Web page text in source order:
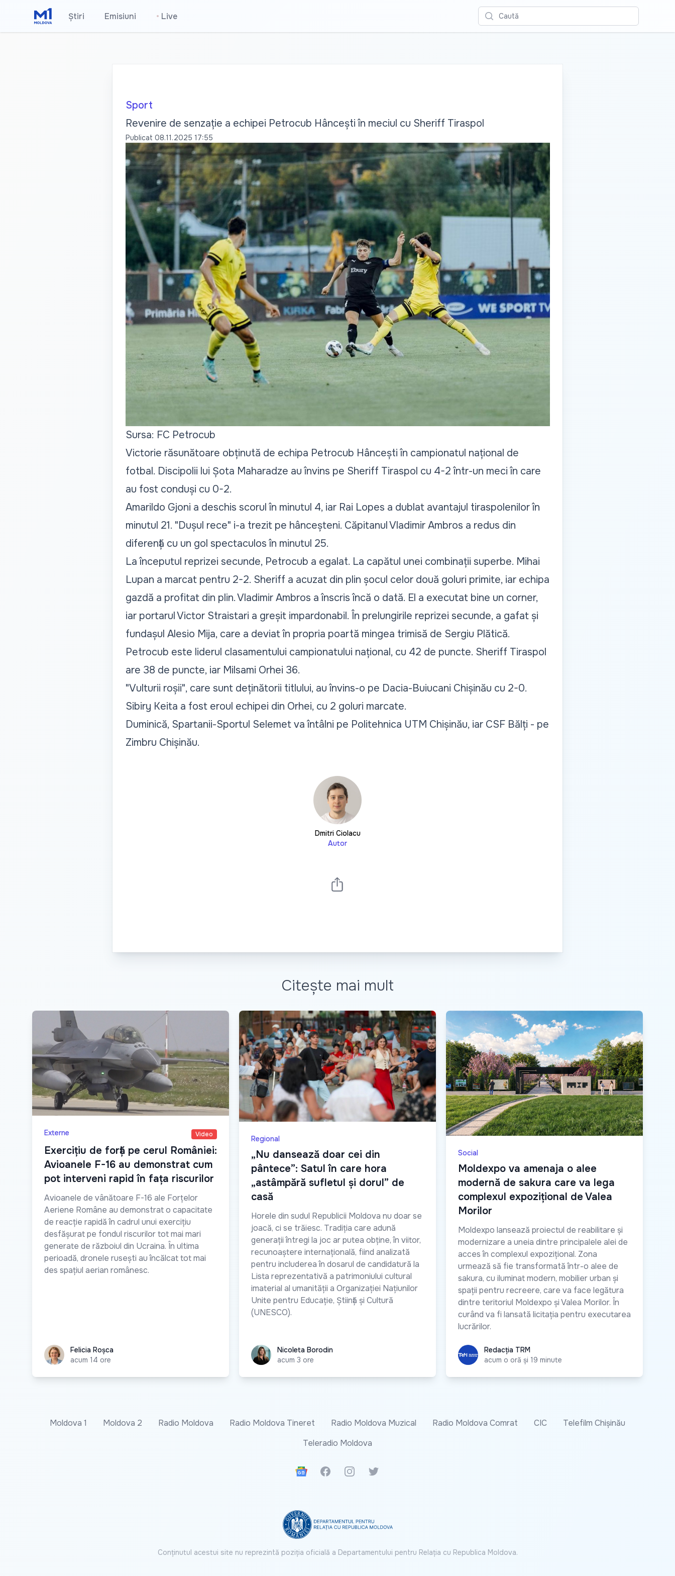
Știri Emisiuni • Live Caută
Sport
Revenire de senzație a echipei Petrocub Hâncești în meciul cu Sheriff Tiraspol
Publicat 08.11.2025 17:55
Sursa: FC Petrocub
Victorie răsunătoare obținută de echipa Petrocub Hâncești în campionatul național de
fotbal. Discipolii lui Șota Maharadze au învins pe Sheriff Tiraspol cu 4-2 într-un meci în care
au fost conduși cu 0-2.
Amarildo Gjoni a deschis scorul în minutul 4, iar Rai Lopes a dublat avantajul tiraspolenilor în
minutul 21. "Dușul rece" i-a trezit pe hânceșteni. Căpitanul Vladimir Ambros a redus din
diferență cu un gol spectaculos în minutul 25.
La începutul reprizei secunde, Petrocub a egalat. La capătul unei combinații superbe. Mihai
Lupan a marcat pentru 2-2. Sheriff a acuzat din plin șocul celor două goluri primite, iar echipa
gazdă a profitat din plin. Vladimir Ambros a înscris încă o dată. El a executat bine un corner,
iar portarul Victor Straistari a greșit impardonabil. În prelungirile reprizei secunde, a gafat și
fundașul Alesio Mija, care a deviat în propria poartă mingea trimisă de Sergiu Plătică.
Petrocub este liderul clasamentului campionatului național, cu 42 de puncte. Sheriff Tiraspol
are 38 de puncte, iar Milsami Orhei 36.
"Vulturii roșii", care sunt deținătorii titlului, au învins-o pe Dacia-Buiucani Chișinău cu 2-0.
Sibiry Keita a fost eroul echipei din Orhei, cu 2 goluri marcate.
Duminică, Spartanii-Sportul Selemet va întâlni pe Politehnica UTM Chișinău, iar CSF Bălți - pe
Zimbru Chișinău.
Dmitri Ciolacu
Autor
Citește mai mult
Externe Video
Exercițiu de forță pe cerul României:
Avioanele F-16 au demonstrat cum
pot interveni rapid în fața riscurilor
Avioanele de vânătoare F-16 ale Forțelor
Aeriene Române au demonstrat o capacitate
de reacție rapidă în cadrul unui exercițiu
desfășurat pe fondul riscurilor tot mai mari
generate de războiul din Ucraina. În ultima
perioadă, dronele rusești au încălcat tot mai
des spațiul aerian românesc.
Felicia RoșcaFelicia Roșca
acum 14 ore
Regional
„Nu dansează doar cei din
pântece”: Satul în care hora
„astâmpără sufletul și dorul” de
casă
Horele din sudul Republicii Moldova nu doar se
joacă, ci se trăiesc. Tradiția care adună
generații întregi la joc ar putea obține, în viitor,
recunoaștere internațională, fiind analizată
pentru includerea în dosarul de candidatură la
Lista reprezentativă a patrimoniului cultural
imaterial al umanității a Organizației Națiunilor
Unite pentru Educație, Știință și Cultură
(UNESCO).
Nicoleta Borodin
Nicoleta Borodin
acum 3 ore
Social
Moldexpo va amenaja o alee
modernă de sakura care va lega
complexul expozițional de Valea
Morilor
Moldexpo lansează proiectul de reabilitare și
modernizare a uneia dintre principalele alei de
acces în complexul expozițional. Zona
urmează să fie transformată într-o alee de
sakura, cu iluminat modern, mobilier urban și
spații pentru recreere, care va face legătura
dintre teritoriul Moldexpo și Valea Morilor. În
curând va fi lansată licitația pentru executarea
lucrărilor.
Redacția TRM
Redacția TRM
acum o oră și 19 minute
Moldova 1 Moldova 2 Radio Moldova Radio Moldova Tineret Radio Moldova Muzical Radio Moldova Comrat CIC
Telefilm Chișinău
Teleradio Moldova
Google News
FacebookInstagramTwitter
Conținutul acestui site nu reprezintă poziția oficială a Departamentului pentru Relația cu Republica Moldova.